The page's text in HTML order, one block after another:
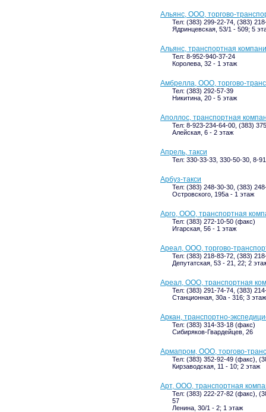
Альянс, ООО, торгово-
Тел: (383) 299-22-74, (383)
Ядринцевская, 53/1 - 509; 5
Альянс, транспортная
Тел: 8-952-940-37-24
Королева, 32 - 1 этаж
Амбрелла, ООО, торгово-
Тел: (383) 292-57-39
Никитина, 20 - 5 этаж
Аполлос, транспортная
Тел: 8-923-234-64-00, (383)
Алейская, 6 - 2 этаж
Апрель, такси
Тел: 330-33-33, 330-50-30, 8-
Арбуз-такси
Тел: (383) 248-30-30, (383)
Островского, 195а - 1 этаж
Арго, ООО, транспортная
Тел: (383) 272-10-50 (факс)
Игарская, 56 - 1 этаж
Ареал, ООО, торгово-
Тел: (383) 218-83-72, (383)
Депутатская, 53 - 21, 22; 2
Ареал, ООО, транспортная
Тел: (383) 291-74-74, (383)
Станционная, 30а - 316; 3 этаж
Аркан, транспортно-
Тел: (383) 314-33-18 (факс)
Сибиряков-Гвардейцев, 26
Армапром, ООО, торгово-
Тел: (383) 352-92-49 (факс),
Кирзаводская, 11 - 10; 2 этаж
Арт, ООО, транспортная
Тел: (383) 222-27-82 (факс),
57
Ленина, 30/1 - 2; 1 этаж